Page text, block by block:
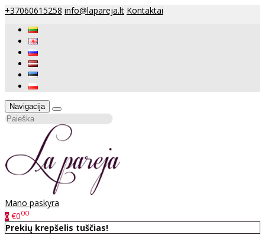
+37060615258 info@lapareja.lt Kontaktai
Navigacija
Mano paskyra
0 €000
Prekių krepšelis tuščias!